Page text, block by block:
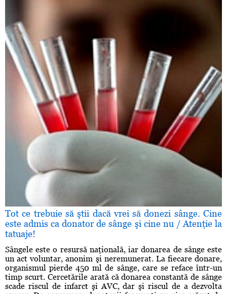
Tot ce trebuie să ştii dacă vrei să donezi sânge. Cine
este admis ca donator de sânge şi cine nu / Atenţie la
tatuaje!
Sângele este o resursă naţională, iar donarea de sânge este
un act voluntar, anonim şi neremunerat. La fiecare donare,
organismul pierde 450 ml de sânge, care se reface într-un
timp scurt. Cercetările arată că donarea constantă de sânge
scade riscul de infarct şi AVC, dar şi riscul de a dezvolta